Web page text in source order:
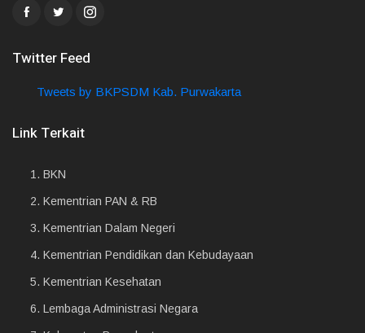
Twitter Feed
Tweets by BKPSDM Kab. Purwakarta
Link Terkait
1. BKN
2. Kementrian PAN & RB
3. Kementrian Dalam Negeri
4. Kementrian Pendidikan dan Kebudayaan
5. Kementrian Kesehatan
6. Lembaga Administrasi Negara